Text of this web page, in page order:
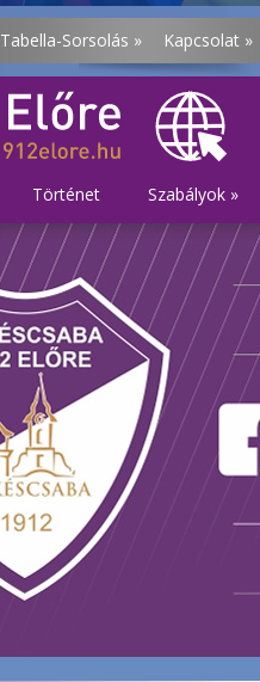
Tabella-Sorsolás » Kapcsolat »
Történet Szabályok »